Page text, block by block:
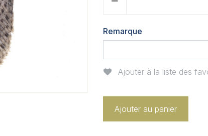
Remarque
Ajouter à la liste des
Ajouter au panier